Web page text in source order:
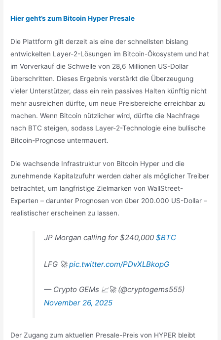
Hier geht’s zum Bitcoin Hyper Presale
Die Plattform gilt derzeit als eine der schnellsten bislang
entwickelten Layer-2-Lösungen im Bitcoin-Ökosystem und hat
im Vorverkauf die Schwelle von 28,6 Millionen US-Dollar
überschritten. Dieses Ergebnis verstärkt die Überzeugung
vieler Unterstützer, dass ein rein passives Halten künftig nicht
mehr ausreichen dürfte, um neue Preisbereiche erreichbar zu
machen. Wenn Bitcoin nützlicher wird, dürfte die Nachfrage
nach BTC steigen, sodass Layer-2-Technologie eine bullische
Bitcoin-Prognose untermauert.
Die wachsende Infrastruktur von Bitcoin Hyper und die
zunehmende Kapitalzufuhr werden daher als möglicher Treiber
betrachtet, um langfristige Zielmarken von WallStreet-
Experten – darunter Prognosen von über 200.000 US-Dollar –
realistischer erscheinen zu lassen.
JP Morgan calling for $240,000$BTC
LFG 🚀pic.twitter.com/PDvXLBkopG
— Crypto GEMs 📈🚀 (@cryptogems555)
November 26, 2025
Der Zugang zum aktuellen Presale-Preis von HYPER bleibt